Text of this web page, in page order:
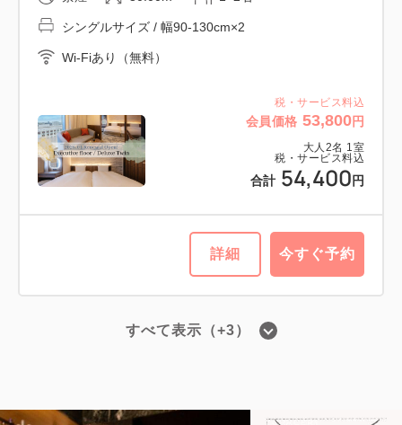
大人 2 名1 室
税・サービス料込
合計 42,650円
Wi-Fiあり（無料）
税・サービス料込
会員価格 53,800円
大人 2名 1室
税・サービス料込
合計 54,400 円
シングルサイズ / 幅90-130cm×2
Wi-Fiあり（無料）
詳細 今すぐ予約
禁煙 22.00m 2
すべて表示（+3）